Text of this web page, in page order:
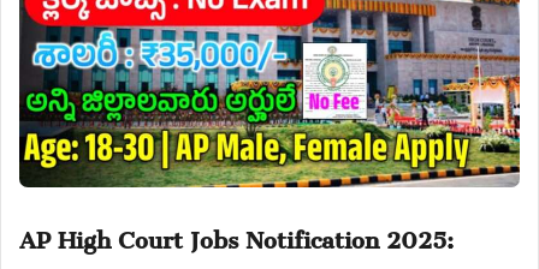
AP High Court Jobs Notification 2025: